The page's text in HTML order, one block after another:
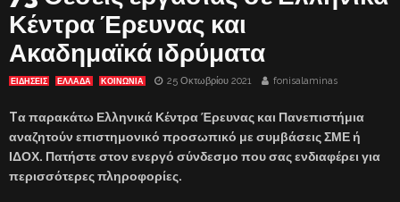
Κέντρα Έρευνας και
Ακαδημαϊκά ιδρύματα
ΕΙΔΗΣΕΙΣ ΕΛΛΑΔΑ ΚΟΙΝΩΝΙΑ 25 Οκτωβρίου 2021 fonisalaminas
Tα παρακάτω Ελληνικά Κέντρα Έρευνας και Πανεπιστήμια
αναζητούν επιστημονικό προσωπικό με συμβάσεις ΣΜΕ ή
ΙΔΟΧ. Πατήστε στον ενεργό σύνδεσμο που σας ενδιαφέρει για
περισσότερες πληροφορίες.